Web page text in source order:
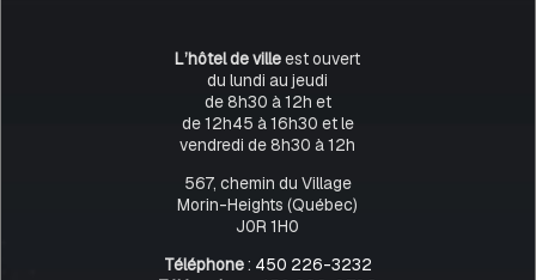
L’hôtel de villeest ouvert
du lundi au jeudi
de 8h30 à 12h et
de 12h45 à 16h30 et le
vendredi de 8h30 à 12h
567, chemin du Village
Morin-Heights (Québec)
J0R 1H0
Téléphone: 450 226-3232